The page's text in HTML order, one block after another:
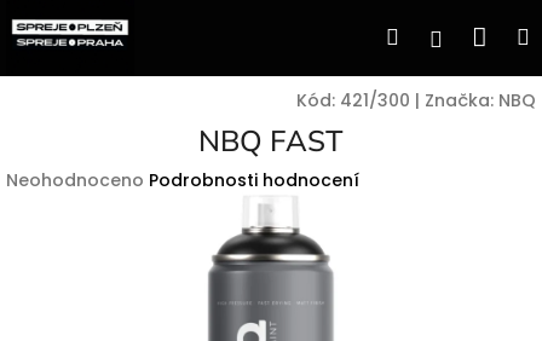
na
Hledat
Kód: 421/300 | Značka: NBQ
NBQ FAST
Průměrné
Neohodnoceno Podrobnosti hodnocení